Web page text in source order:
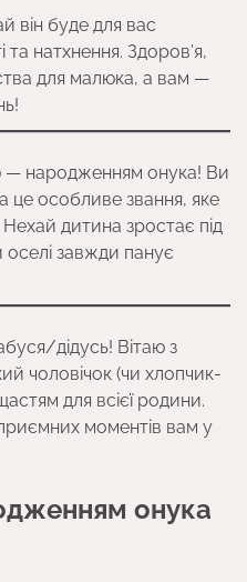
він буде для вас
натхнення. Здоров’я,
для малюка, а вам —
— народженням онука! Ви
це особливе звання, яке
дитина зростає під
завжди панує
дідусь! Вітаю з
чоловічок (чи хлопчик-
для всієї родини.
приємних моментів вам у
онука